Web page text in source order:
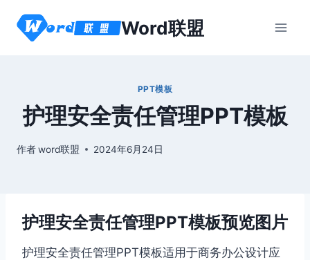
Word联盟
PPT模板
护理安全责任管理PPT模板
作者word联盟 2024年6月24日
护理安全责任管理PPT模板预览图片
护理安全责任管理PPT模板适用于商务办公设计应